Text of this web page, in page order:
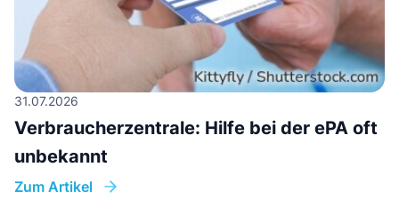
31.07.2026
Verbraucherzentrale: Hilfe bei der ePA oft
unbekannt
Zum Artikel